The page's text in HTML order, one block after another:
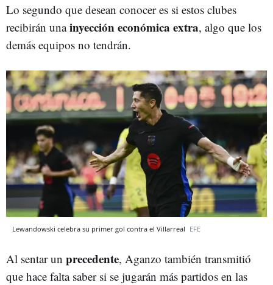
Lo segundo que desean conocer es si estos clubes
recibirán unainyección económica extra, algo que los
demás equipos no tendrán.
Lewandowski celebra su primer gol contra el Villarreal EFE
Al sentar un precedente, Aganzo también transmitió
que hace falta saber si se jugarán más partidos en las